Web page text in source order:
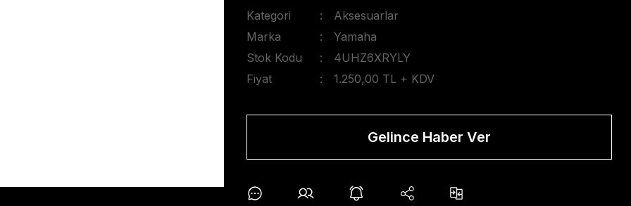
Kategori
Aksesuarlar
Marka
Yamaha
Stok Kodu
4UHZ6XRYLY
Fiyat
1.250,00 TL + KDV
Gelince Haber Ver